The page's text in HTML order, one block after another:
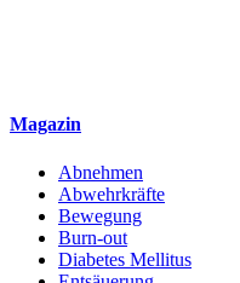
Magazin
Abnehmen
Abwehrkräfte
Bewegung
Burn-out
Diabetes Mellitus